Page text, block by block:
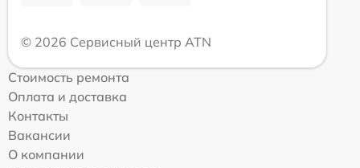
© 2026 Сервисный центр ATN
Стоимость ремонта
Оплата и доставка
Контакты
Вакансии
О компании